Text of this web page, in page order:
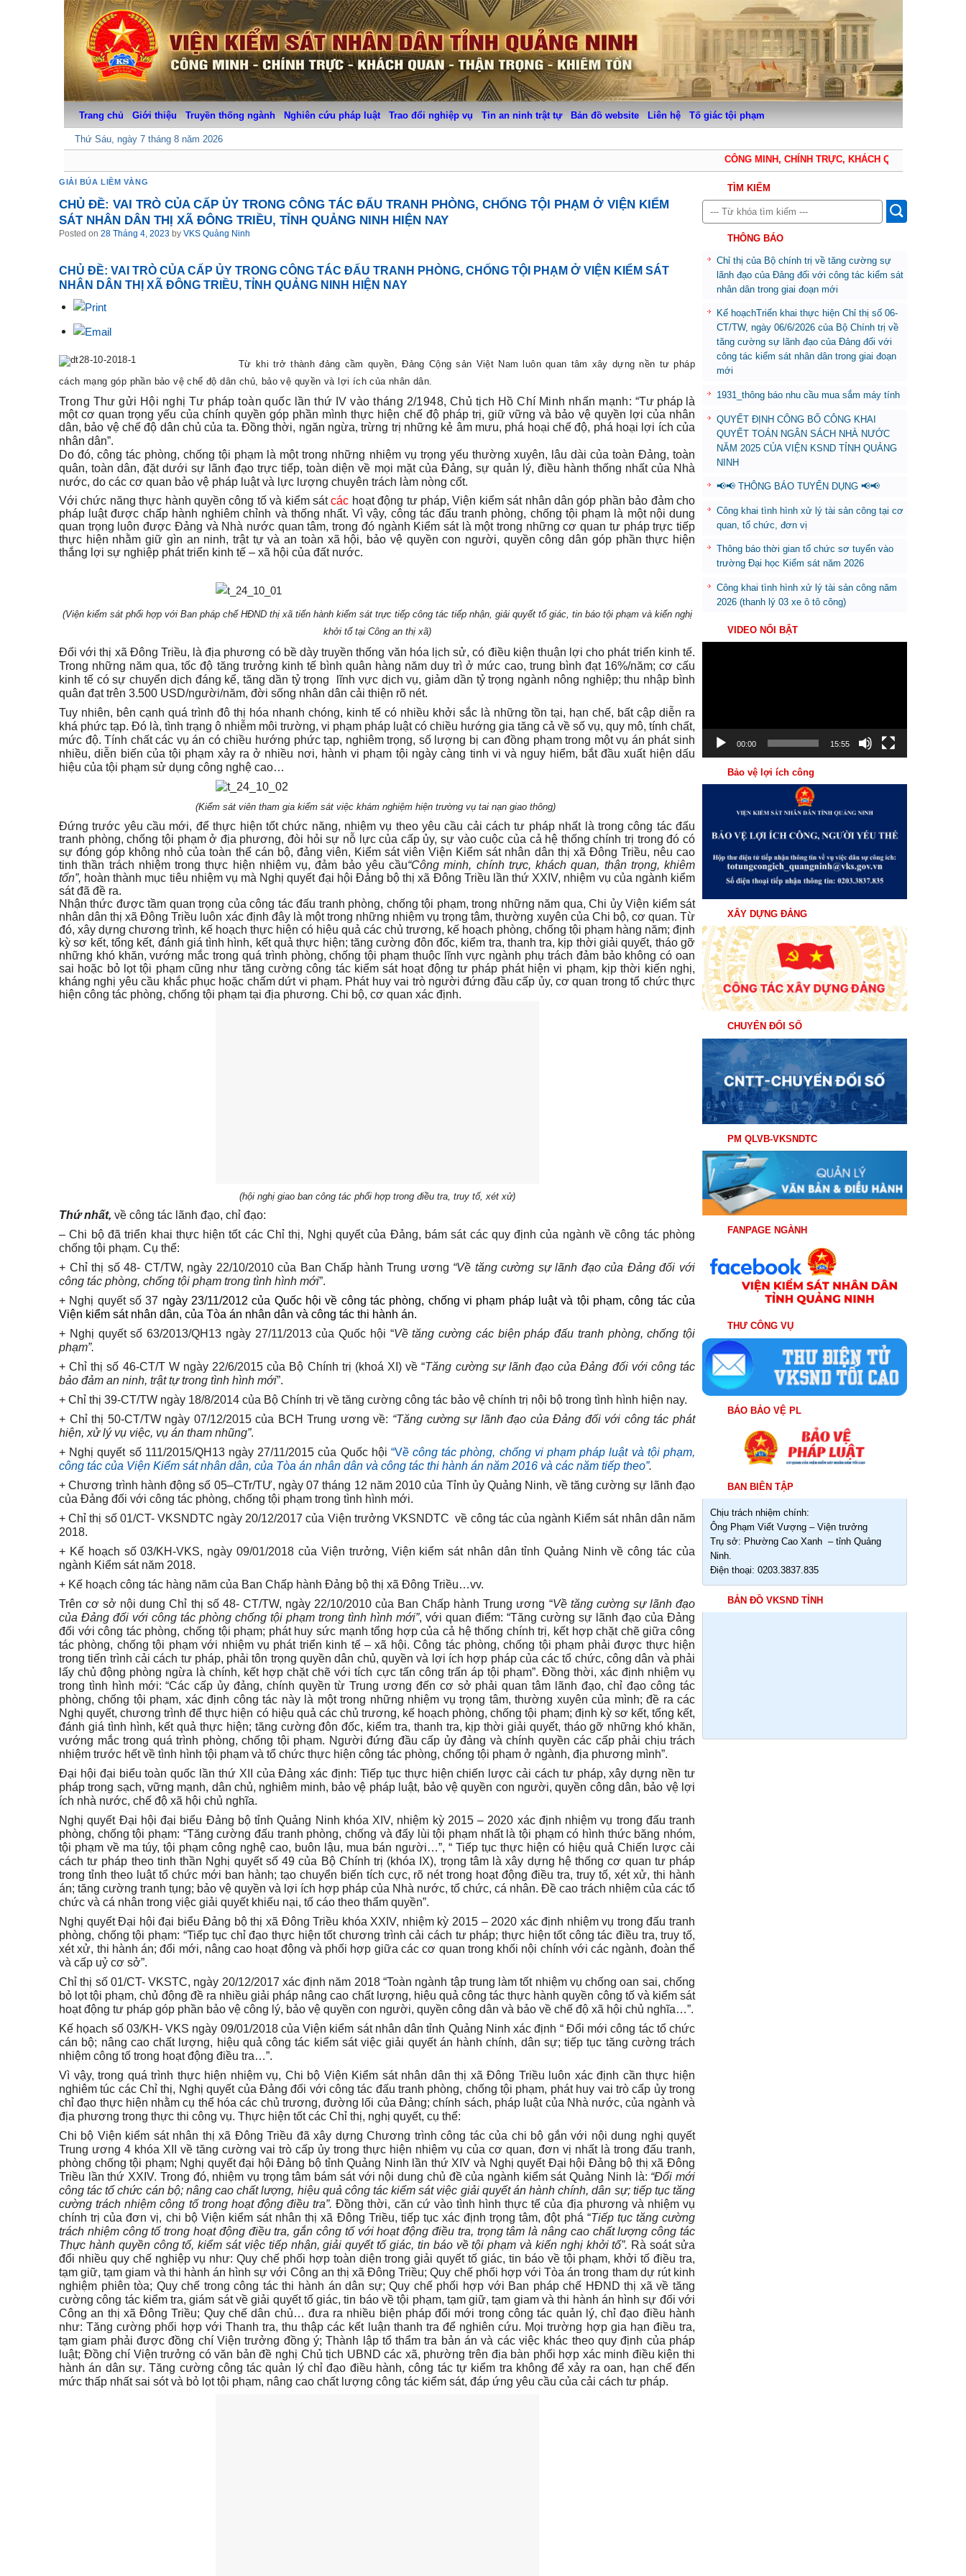
Trang chủ Giới thiệu Truyền thống ngành Nghiên cứu pháp luật Trao đổi nghiệp vụ Tin an ninh trật tự Bản đồ website Liên hệ Tố giác tội phạm
Thứ Sáu, ngày 7 tháng 8 năm 2026
CÔNG MINH, CHÍNH TRỰC, KHÁCH QUAN, THẬN
GIẢI BÚA LIỀM VÀNG
CHỦ ĐỀ: VAI TRÒ CỦA CẤP ỦY TRONG CÔNG TÁC ĐẤU TRANH PHÒNG, CHỐNG TỘI PHẠM Ở VIỆN KIỂM
SÁT NHÂN DÂN THỊ XÃ ĐÔNG TRIỀU, TỈNH QUẢNG NINH HIỆN NAY
Posted on 28 Tháng 4, 2023 by VKS Quảng Ninh
CHỦ ĐỀ: VAI TRÒ CỦA CẤP ỦY TRONG CÔNG TÁC ĐẤU TRANH PHÒNG, CHỐNG TỘI PHẠM Ở VIỆN KIỂM SÁT
NHÂN DÂN THỊ XÃ ĐÔNG TRIỀU, TỈNH QUẢNG NINH HIỆN NAY
Từ khi trở thành đảng cầm quyền, Đảng Cộng sản Việt Nam luôn quan tâm xây dựng nền tư pháp
cách mạng góp phần bảo vệ chế độ dân chủ, bảo vệ quyền và lợi ích của nhân dân.
Trong Thư gửi Hội nghị Tư pháp toàn quốc lần thứ IV vào tháng 2/1948, Chủ tịch Hồ Chí Minh nhấn mạnh: “Tư pháp là
một cơ quan trọng yếu của chính quyền góp phần mình thực hiện chế độ pháp trị, giữ vững và bảo vệ quyền lợi của nhân
dân, bảo vệ chế độ dân chủ của ta. Đồng thời, ngăn ngừa, trừng trị những kẻ âm mưu, phá hoại chế độ, phá hoại lợi ích của
nhân dân”.
Do đó, công tác phòng, chống tội phạm là một trong những nhiệm vụ trọng yếu thường xuyên, lâu dài của toàn Đảng, toàn
quân, toàn dân, đặt dưới sự lãnh đạo trực tiếp, toàn diện về mọi mặt của Đảng, sự quản lý, điều hành thống nhất của Nhà
nước, do các cơ quan bảo vệ pháp luật và lực lượng chuyên trách làm nòng cốt.
Với chức năng thực hành quyền công tố và kiểm sátcác hoạt động tư pháp, Viện kiểm sát nhân dân góp phần bảo đảm cho
pháp luật được chấp hành nghiêm chỉnh và thống nhất. Vì vậy, công tác đấu tranh phòng, chống tội phạm là một nội dung
quan trọng luôn được Đảng và Nhà nước quan tâm, trong đó ngành Kiểm sát là một trong những cơ quan tư pháp trực tiếp
thực hiện nhằm giữ gìn an ninh, trật tự và an toàn xã hội, bảo vệ quyền con người, quyền công dân góp phần thực hiện
thắng lợi sự nghiệp phát triển kinh tế – xã hội của đất nước.
(Viện kiểm sát phối hợp với Ban pháp chế HĐND thị xã tiến hành kiểm sát trực tiếp công tác tiếp nhận, giải quyết tố giác, tin báo tội phạm và kiến nghị
khởi tố tại Công an thị xã)
Đối với thị xã Đông Triều, là địa phương có bề dày truyền thống văn hóa lịch sử, có điều kiện thuận lợi cho phát triển kinh tế.
Trong những năm qua,tốc độ tăng trưởng kinh tế bình quân hàng năm duy trì ở mức cao, trung bình đạt 16%/năm; cơ cấu
kinh tế có sự chuyển dịch đáng kể, tăng dần tỷ trọng lĩnh vực dịch vụ, giảm dần tỷ trọng ngành nông nghiệp; thu nhập bình
quân đạt trên 3.500 USD/người/năm, đời sống nhân dân cải thiện rõ nét.
Tuy nhiên, bên cạnh quá trình đô thị hóa nhanh chóng, kinh tế có nhiều khởi sắc là những tồn tại, hạn chế, bất cập diễn ra
khá phức tạp. Đó là, tình trạng ô nhiễm môi trường, vi phạm pháp luật có chiều hướng gia tăng cả về số vụ, quy mô, tính chất,
mức độ.Tính chất các vụ án có chiều hướng phức tạp, nghiêm trọng, số lượng bị can đồng phạm trong một vụ án phát sinh
nhiều, diễn biến của tội phạm xảy ra ở nhiều nơi, hành vi phạm tội ngày càng tinh vi và nguy hiểm, bắt đầu xuất hiện dấu
hiệu của tội phạm sử dụng công nghệ cao…
(Kiểm sát viên tham gia kiểm sát việc khám nghiệm hiện trường vụ tai nạn giao thông)
Đứng trước yêu cầu mới, để thực hiện tốt chức năng, nhiệm vụ theo yêu cầu cải cách tư pháp nhất là trong công tác đấu
tranh phòng, chống tội phạm ở địa phương, đòi hỏi sự nỗ lực của cấp ủy, sự vào cuộc của cả hệ thống chính trị trong đó có
sự đóng góp không nhỏ của toàn thể cán bộ, đảng viên, Kiểm sát viên Viện Kiểm sát nhân dân thị xã Đông Triều, nêu cao
tinh thần trách nhiệm trong thực hiện nhiệm vụ, đảm bảo yêu cầu“Công minh, chính trực, khách quan, thận trọng, khiêm
tốn”, hoàn thành mục tiêu nhiệm vụ mà Nghị quyết đại hội Đảng bộ thị xã Đông Triều lần thứ XXIV, nhiệm vụ của ngành kiểm
sát đã đề ra.
Nhận thức được tầm quan trọng của công tác đấu tranh phòng, chống tội phạm, trong những năm qua, Chi ủy Viện kiểm sát
nhân dân thị xã Đông Triều luôn xác định đây là một trong những nhiệm vụ trọng tâm, thường xuyên của Chi bộ, cơ quan. Từ
đó, xây dựng chương trình, kế hoạch thực hiện có hiệu quả các chủ trương, kế hoạch phòng, chống tội phạm hàng năm; định
kỳ sơ kết, tổng kết, đánh giá tình hình, kết quả thực hiện; tăng cường đôn đốc, kiểm tra, thanh tra, kịp thời giải quyết, tháo gỡ
những khó khăn, vướng mắc trong quá trình phòng, chống tội phạm thuộc lĩnh vực ngành phụ trách đảm bảo không có oan
sai hoặc bỏ lọt tội phạm cũng như tăng cường công tác kiểm sát hoạt động tư pháp phát hiện vi phạm, kịp thời kiến nghị,
kháng nghị yêu cầu khắc phục hoặc chấm dứt vi phạm. Phát huy vai trò người đứng đầu cấp ủy, cơ quan trong tổ chức thực
hiện công tác phòng, chống tội phạm tại địa phương. Chi bộ, cơ quan xác định.
(hội nghị giao ban công tác phối hợp trong điều tra, truy tố, xét xử)
Thứ nhất, về công tác lãnh đạo, chỉ đạo:
– Chi bộ đã triển khai thực hiện tốt các Chỉ thị, Nghị quyết của Đảng, bám sát các quy định của ngành về công tác phòng
chống tội phạm. Cụ thể:
+ Chỉ thị số 48- CT/TW, ngày 22/10/2010 của Ban Chấp hành Trung ương “Về tăng cường sự lãnh đạo của Đảng đối với
công tác phòng, chống tội phạm trong tình hình mới”.
+ Nghị quyết số 37 ngày 23/11/2012 của Quốc hội về công tác phòng, chống vi phạm pháp luật và tội phạm, công tác của
Viện kiểm sát nhân dân, của Tòa án nhân dân và công tác thi hành án.
+ Nghị quyết số 63/2013/QH13 ngày 27/11/2013 của Quốc hội “Về tăng cường các biện pháp đấu tranh phòng, chống tội
phạm”.
+ Chỉ thị số 46-CT/T W ngày 22/6/2015 của Bộ Chính trị (khoá XI) về “Tăng cường sự lãnh đạo của Đảng đối với công tác
bảo đảm an ninh, trật tự trong tình hình mới”.
+ Chỉ thị 39-CT/TW ngày 18/8/2014 của Bộ Chính trị về tăng cường công tác bảo vệ chính trị nội bộ trong tình hình hiện nay.
+ Chỉ thị 50-CT/TW ngày 07/12/2015 của BCH Trung ương về: “Tăng cường sự lãnh đạo của Đảng đối với công tác phát
hiện, xử lý vụ việc, vụ án tham nhũng”.
+ Nghị quyết số 111/2015/QH13 ngày 27/11/2015 của Quốc hội “Về công tác phòng, chống vi phạm pháp luật và tội phạm,
công tác của Viện Kiểm sát nhân dân, của Tòa án nhân dân và công tác thi hành án năm 2016 và các năm tiếp theo”.
+ Chương trình hành động số 05–CTr/TƯ, ngày 07 tháng 12 năm 2010 của Tỉnh ủy Quảng Ninh, về tăng cường sự lãnh đạo
của Đảng đối với công tác phòng, chống tội phạm trong tình hình mới.
+ Chỉ thị số 01/CT- VKSNDTC ngày 20/12/2017 của Viện trưởng VKSNDTC về công tác của ngành Kiểm sát nhân dân năm
2018.
+ Kế hoạch số 03/KH-VKS, ngày 09/01/2018 của Viện trưởng, Viện kiểm sát nhân dân tỉnh Quảng Ninh về công tác của
ngành Kiểm sát năm 2018.
+ Kế hoạch công tác hàng năm của Ban Chấp hành Đảng bộ thị xã Đông Triều…vv.
Trên cơ sở nội dung Chỉ thị số 48- CT/TW, ngày 22/10/2010 của Ban Chấp hành Trung ương “Về tăng cường sự lãnh đạo
của Đảng đối với công tác phòng chống tội phạm trong tình hình mới”, với quan điểm: “Tăng cường sự lãnh đạo của Đảng
đối với công tác phòng, chống tội phạm; phát huy sức mạnh tổng hợp của cả hệ thống chính trị, kết hợp chặt chẽ giữa công
tác phòng, chống tội phạm với nhiệm vụ phát triển kinh tế – xã hội. Công tác phòng, chống tội phạm phải được thực hiện
trong tiến trình cải cách tư pháp, phải tôn trọng quyền dân chủ, quyền và lợi ích hợp pháp của các tổ chức, công dân và phải
lấy chủ động phòng ngừa là chính, kết hợp chặt chẽ với tích cực tấn công trấn áp tội phạm”. Đồng thời, xác định nhiệm vụ
trong tình hình mới: “Các cấp ủy đảng, chính quyền từ Trung ương đến cơ sở phải quan tâm lãnh đạo, chỉ đạo công tác
phòng, chống tội phạm, xác định công tác này là một trong những nhiệm vụ trọng tâm, thường xuyên của mình; đề ra các
Nghị quyết, chương trình để thực hiện có hiệu quả các chủ trương, kế hoạch phòng, chống tội phạm; định kỳ sơ kết, tổng kết,
đánh giá tình hình, kết quả thực hiện; tăng cường đôn đốc, kiểm tra, thanh tra, kịp thời giải quyết, tháo gỡ những khó khăn,
vướng mắc trong quá trình phòng, chống tội phạm. Người đứng đầu cấp ủy đảng và chính quyền các cấp phải chịu trách
nhiệm trước hết về tình hình tội phạm và tổ chức thực hiện công tác phòng, chống tội phạm ở ngành, địa phương mình”.
Đại hội đại biểu toàn quốc lần thứ XII của Đảng xác định: Tiếp tục thực hiện chiến lược cải cách tư pháp, xây dựng nền tư
pháp trong sạch, vững mạnh, dân chủ, nghiêm minh, bảo vệ pháp luật, bảo vệ quyền con người, quyền công dân, bảo vệ lợi
ích nhà nước, chế độ xã hội chủ nghĩa.
Nghị quyết Đại hội đại biểu Đảng bộ tỉnh Quảng Ninh khóa XIV, nhiệm kỳ 2015 – 2020 xác định nhiệm vụ trong đấu tranh
phòng, chống tội phạm: “Tăng cường đấu tranh phòng, chống và đẩy lùi tội phạm nhất là tội phạm có hình thức băng nhóm,
tội phạm về ma túy, tội phạm công nghệ cao, buôn lậu, mua bán người…”, “ Tiếp tục thực hiện có hiệu quả Chiến lược cải
cách tư pháp theo tinh thần Nghị quyết số 49 của Bộ Chính trị (khóa IX), trọng tâm là xây dựng hệ thống cơ quan tư pháp
trong tỉnh theo luật tổ chức mới ban hành; tạo chuyển biến tích cực, rõ nét trong hoạt động điều tra, truy tố, xét xử, thi hành
án; tăng cường tranh tụng; bảo vệ quyền và lợi ích hợp pháp của Nhà nước, tổ chức, cá nhân. Đề cao trách nhiệm của các tổ
chức và cá nhân trong việc giải quyết khiếu nại, tố cáo theo thẩm quyền”.
Nghị quyết Đại hội đại biểu Đảng bộ thị xã Đông Triều khóa XXIV, nhiệm kỳ 2015 – 2020 xác định nhiệm vụ trong đấu tranh
phòng, chống tội phạm: “Tiếp tục chỉ đạo thực hiện tốt chương trình cải cách tư pháp; thực hiện tốt công tác điều tra, truy tố,
xét xử, thi hành án; đổi mới, nâng cao hoạt động và phối hợp giữa các cơ quan trong khối nội chính với các ngành, đoàn thể
và cấp uỷ cơ sở”.
Chỉ thị số 01/CT- VKSTC, ngày 20/12/2017 xác định năm 2018 “Toàn ngành tập trung làm tốt nhiệm vụ chống oan sai, chống
bỏ lọt tội phạm, chủ động đề ra nhiều giải pháp nâng cao chất lượng, hiệu quả công tác thực hành quyền công tố và kiểm sát
hoạt động tư pháp góp phần bảo vệ công lý, bảo vệ quyền con người, quyền công dân và bảo về chế độ xã hội chủ nghĩa…”.
Kế họach số 03/KH- VKS ngày 09/01/2018 của Viện kiểm sát nhân dân tỉnh Quảng Ninh xác định “ Đổi mới công tác tổ chức
cán bộ; nâng cao chất lượng, hiệu quả công tác kiểm sát việc giải quyết án hành chính, dân sự; tiếp tục tăng cường trách
nhiệm công tố trong hoạt động điều tra…”.
Vì vậy, trong quá trình thực hiện nhiệm vụ, Chi bộ Viện Kiểm sát nhân dân thị xã Đông Triều luôn xác định cần thực hiện
nghiêm túc các Chỉ thị, Nghị quyết của Đảng đối với công tác đấu tranh phòng, chống tội phạm, phát huy vai trò cấp ủy trong
chỉ đạo thực hiện nhằm cụ thể hóa các chủ trương, đường lối của Đảng; chính sách, pháp luật của Nhà nước, của ngành và
địa phương trong thực thi công vụ. Thực hiện tốt các Chỉ thị, nghị quyết, cụ thể:
Chi bộ Viện kiểm sát nhân thị xã Đông Triều đã xây dựng Chương trình công tác của chi bộ gắn với nội dung nghị quyết
Trung ương 4 khóa XII về tăng cường vai trò cấp ủy trong thực hiện nhiệm vụ của cơ quan, đơn vị nhất là trong đấu tranh,
phòng chống tội phạm; Nghị quyết đại hội Đảng bộ tỉnh Quảng Ninh lần thứ XIV và Nghị quyết Đại hội Đảng bộ thị xã Đông
Triều lần thứ XXIV. Trong đó, nhiệm vụ trọng tâm bám sát với nội dung chủ đề của ngành kiểm sát Quảng Ninh là: “Đổi mới
công tác tổ chức cán bộ; nâng cao chất lượng, hiệu quả công tác kiểm sát việc giải quyết án hành chính, dân sự; tiếp tục tăng
cường trách nhiệm công tố trong hoạt động điều tra”. Đồng thời, căn cứ vào tình hình thực tế của địa phương và nhiệm vụ
chính trị của đơn vị, chi bộ Viện kiểm sát nhân thị xã Đông Triều, tiếp tục xác định trọng tâm, đột phá “Tiếp tục tăng cường
trách nhiệm công tố trong hoạt động điều tra, gắn công tố với hoạt động điều tra, trọng tâm là nâng cao chất lượng công tác
Thực hành quyền công tố, kiểm sát việc tiếp nhận, giải quyết tố giác, tin báo về tội phạm và kiến nghị khởi tố”. Rà soát sửa
đổi nhiều quy chế nghiệp vụ như: Quy chế phối hợp toàn diện trong giải quyết tố giác, tin báo về tội phạm, khởi tố điều tra,
tạm giữ, tạm giam và thi hành án hình sự với Công an thị xã Đông Triều; Quy chế phối hợp với Tòa án trong tham dự rút kinh
nghiệm phiên tòa; Quy chế trong công tác thi hành án dân sự; Quy chế phối hợp với Ban pháp chế HĐND thị xã về tăng
cường công tác kiểm tra, giám sát về giải quyết tố giác, tin báo về tội phạm, tạm giữ, tạm giam và thi hành án hình sự đối với
Công an thị xã Đông Triều; Quy chế dân chủ… đưa ra nhiều biện pháp đổi mới trong công tác quản lý, chỉ đạo điều hành
như: Tăng cường phối hợp với Thanh tra, thu thập các kết luận thanh tra để nghiên cứu. Mọi trường hợp gia hạn điều tra,
tạm giam phải được đồng chí Viện trưởng đồng ý; Thành lập tổ thẩm tra bản án và các việc khác theo quy định của pháp
luật; Đồng chí Viện trưởng có văn bản đề nghị Chủ tịch UBND các xã, phường trên địa bàn phối hợp xác minh điều kiện thi
hành án dân sự. Tăng cường công tác quản lý chỉ đạo điều hành, công tác tự kiểm tra không để xảy ra oan, hạn chế đến
mức thấp nhất sai sót và bỏ lọt tội phạm, nâng cao chất lượng công tác kiểm sát, đáp ứng yêu cầu của cải cách tư pháp.
TÌM KIẾM
THÔNG BÁO
Chỉ thị của Bộ chính trị về tăng cường sự
lãnh đạo của Đảng đối với công tác kiểm sát
nhân dân trong giai đoạn mới
Kế hoạchTriển khai thực hiện Chỉ thị số 06-
CT/TW, ngày 06/6/2026 của Bộ Chính trị về
tăng cường sự lãnh đạo của Đảng đối với
công tác kiểm sát nhân dân trong giai đoạn
mới
1931_thông báo nhu cầu mua sắm máy tính
QUYẾT ĐỊNH CÔNG BỐ CÔNG KHAI
QUYẾT TOÁN NGÂN SÁCH NHÀ NƯỚC
NĂM 2025 CỦA VIỆN KSND TỈNH QUẢNG
NINH
📢📢 THÔNG BÁO TUYỂN DỤNG 📢📢
Công khai tình hình xử lý tài sản công tại cơ
quan, tổ chức, đơn vị
Thông báo thời gian tổ chức sơ tuyển vào
trường Đại học Kiểm sát năm 2026
Công khai tình hình xử lý tài sản công năm
2026 (thanh lý 03 xe ô tô công)
VIDEO NỔI BẬT
00:00 15:55
Bảo vệ lợi ích công
XÂY DỰNG ĐẢNG
CHUYỂN ĐỔI SỐ
PM QLVB-VKSNDTC
FANPAGE NGÀNH
THƯ CÔNG VỤ
BÁO BẢO VỆ PL
BAN BIÊN TẬP
Chịu trách nhiệm chính:
Ông Phạm Viết Vượng – Viện trưởng
Trụ sở: Phường Cao Xanh – tỉnh Quảng
Ninh.
Điện thoại: 0203.3837.835
BẢN ĐỒ VKSND TỈNH